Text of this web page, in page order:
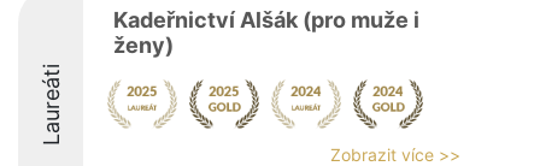
Laureáti
Kadeřnictví Alšák (pro muže i
ženy)
Zobrazit více >>